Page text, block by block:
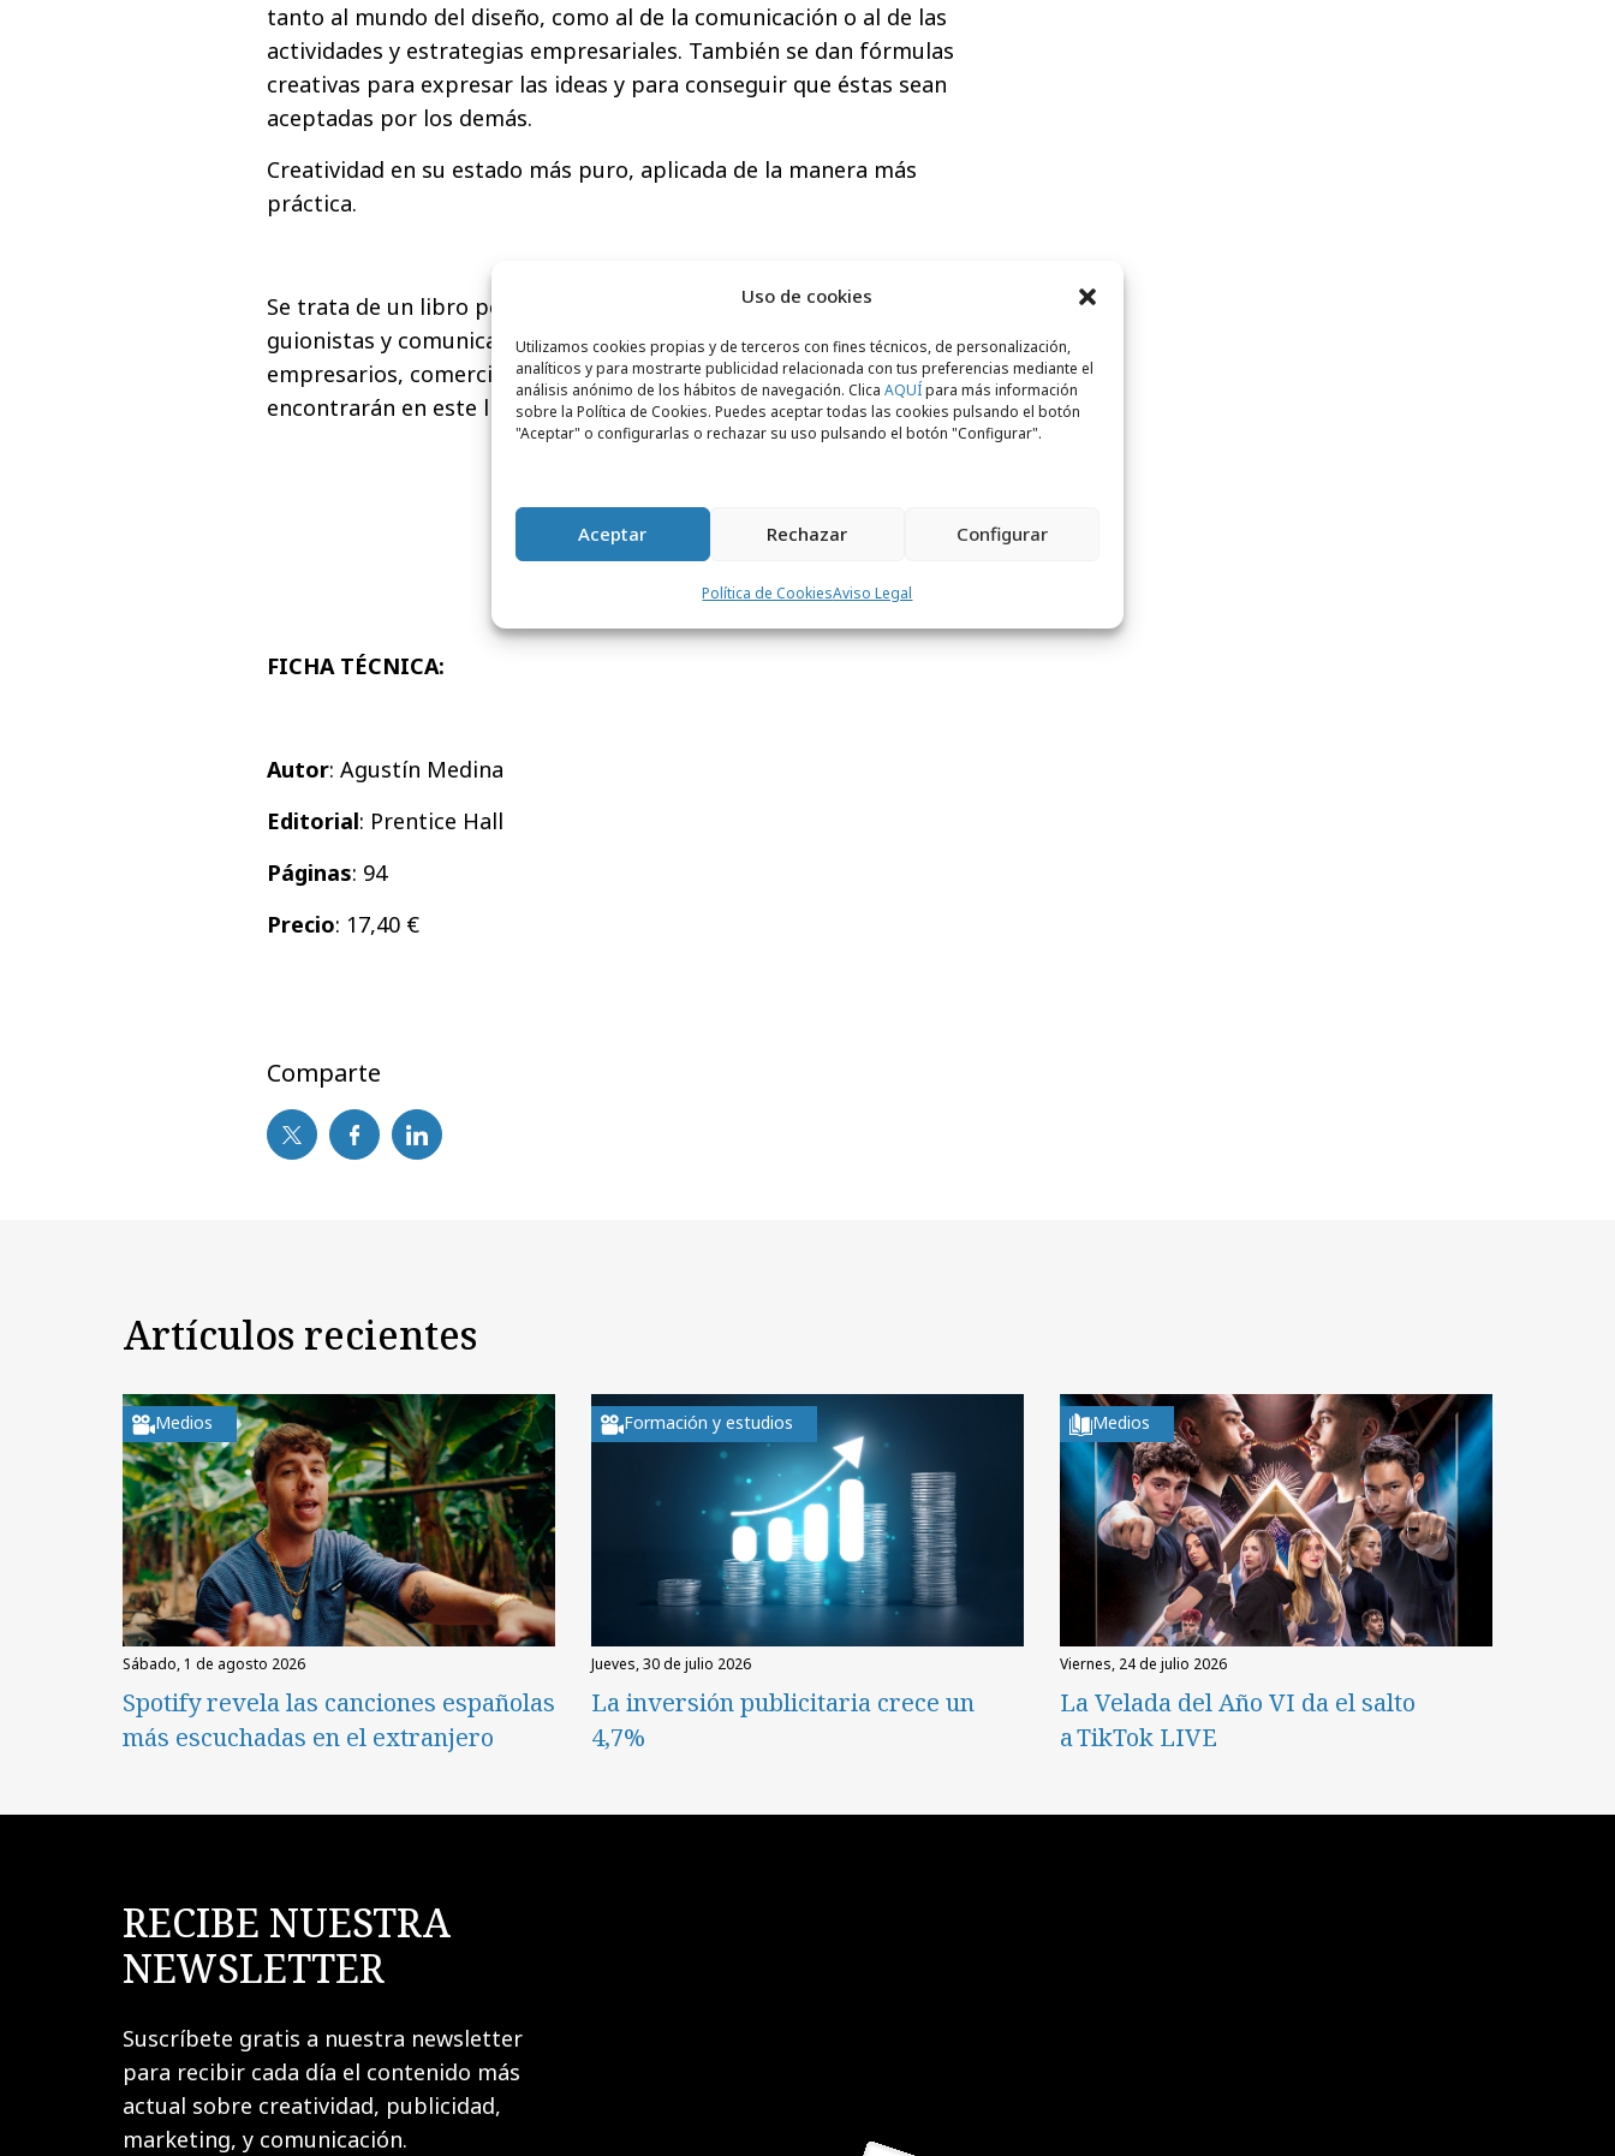
Uso de cookies
Utilizamos cookies propias y de terceros con fines técnicos, de personalización,
analíticos y para mostrarte publicidad relacionada con tus preferencias mediante el
análisis anónimo de los hábitos de navegación. Clica AQUÍpara más información
sobre la Política de Cookies. Puedes aceptar todas las cookies pulsando el botón
"Aceptar" o configurarlas o rechazar su uso pulsando el botón "Configurar".
Aceptar Rechazar Configurar
Política de CookiesAviso Legal
tanto al mundo del diseño, como al de la comunicación o al de las
actividades y estrategias empresariales. También se dan fórmulas
creativas para expresar las ideas y para conseguir que éstas sean
aceptadas por los demás.
Creatividad en su estado más puro, aplicada de la manera más
práctica.
Se trata de un libro pensado para diseñadores, publicitarios,
guionistas y comunicadores en general. Pero también para
empresarios, comerciales y profesionales del marketing, que
encontrarán en este libro una fuente de inspiración.
FICHA TÉCNICA:
Autor: Agustín Medina
Editorial: Prentice Hall
Páginas: 94
Precio: 17,40 €
Comparte
Artículos recientes
Medios
sábado, 1 de agosto 2026
Spotify revela las canciones españolas
más escuchadas en el extranjero
Formación y estudios
jueves, 30 de julio 2026
La inversión publicitaria crece un
4,7%
Medios
viernes, 24 de julio 2026
La Velada del Año VI da el salto
a TikTok LIVE
RECIBE NUESTRA
NEWSLETTER
Suscríbete gratis a nuestra newsletter
para recibir cada día el contenido más
actual sobre creatividad, publicidad,
marketing, y comunicación.